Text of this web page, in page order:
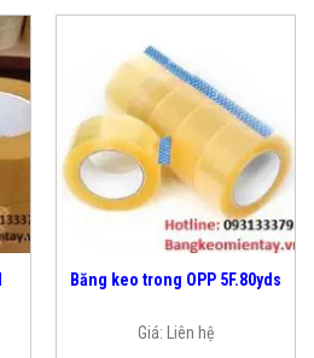
Băng keo trong OPP 5F.80yds
Giá: Liên hệ